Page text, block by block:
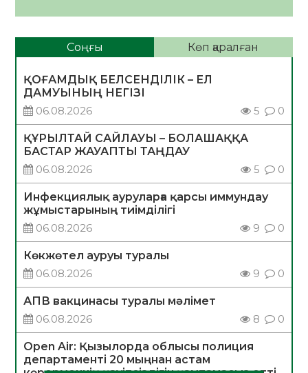
Соңғы Көп қаралған
ҚОҒАМДЫҚ БЕЛСЕНДІЛІК – ЕЛ
ДАМУЫНЫҢ НЕГІЗІ
06.08.2026
5 0
ҚҰРЫЛТАЙ САЙЛАУЫ – БОЛАШАҚҚА
БАСТАР ЖАУАПТЫ ТАҢДАУ
06.08.2026
5 0
Инфекциялық ауруларға қарсы иммундау
жұмыстарының тиімділігі
06.08.2026
9 0
Көкжөтел ауруы туралы
06.08.2026
9 0
АПВ вакцинасы туралы мәлімет
06.08.2026
8 0
Open Air: Қызылорда облысы полиция
департаменті 20 мыңнан астам